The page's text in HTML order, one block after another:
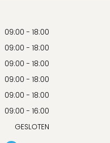
09:00 - 18:00
09:00 - 18:00
09:00 - 18:00
09:00 - 18:00
09:00 - 18:00
09:00 - 16:00
GESLOTEN